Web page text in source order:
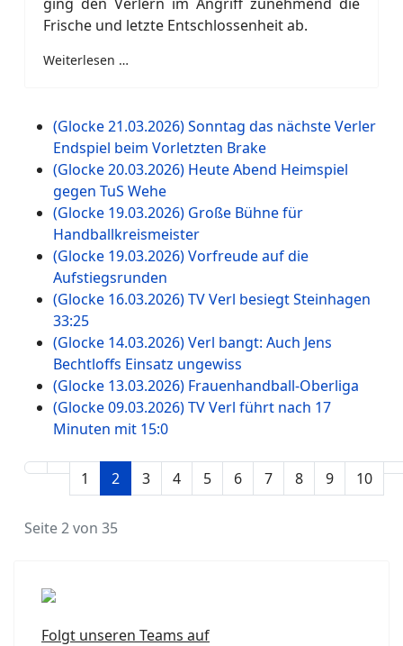
Frische und letzte Entschlossenheit ab.
Weiterlesen …
(Glocke 21.03.2026) Sonntag das nächste Verler
Endspiel beim Vorletzten Brake
(Glocke 20.03.2026) Heute Abend Heimspiel
gegen TuS Wehe
(Glocke 19.03.2026) Große Bühne für
Handballkreismeister
(Glocke 19.03.2026) Vorfreude auf die
Aufstiegsrunden
(Glocke 16.03.2026) TV Verl besiegt Steinhagen
33:25
(Glocke 14.03.2026) Verl bangt: Auch Jens
Bechtloffs Einsatz ungewiss
(Glocke 13.03.2026) Frauenhandball-Oberliga
(Glocke 09.03.2026) TV Verl führt nach 17
Minuten mit 15:0
1 2 3 4 5 6 7 8 9 10
Seite 2 von 35
Folgt unseren Teams auf